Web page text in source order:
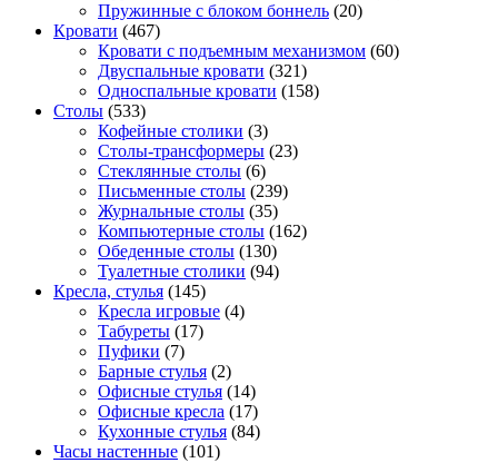
Пружинные с блоком боннель (20)
Кровати (467)
Кровати с подъемным механизмом (60)
Двуспальные кровати (321)
Односпальные кровати (158)
Столы (533)
Кофейные столики (3)
Столы-трансформеры (23)
Стеклянные столы (6)
Письменные столы (239)
Журнальные столы (35)
Компьютерные столы (162)
Обеденные столы (130)
Туалетные столики (94)
Кресла, стулья (145)
Кресла игровые (4)
Табуреты (17)
Пуфики (7)
Барные стулья (2)
Офисные стулья (14)
Офисные кресла (17)
Кухонные стулья (84)
Часы настенные (101)